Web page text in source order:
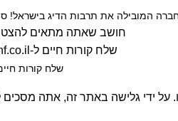
המובילה את תרבות הדיג בישראל!
חושב שאתה מתאים
שלח קורות חיים ל-
שלח קורות
ידי גלישה באתר זה, אתה מסכים